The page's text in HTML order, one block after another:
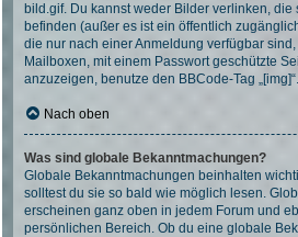
bild.gif. Du kannst weder Bilder verlinken,
befinden (außer es ist ein öffentlich
die nur nach einer Anmeldung verfügbar
Mailboxen, mit einem Passwort geschützte
anzuzeigen, benutze den BBCode-Tag „[img]“.
Nach oben
Was sind globale Bekanntmachungen?
Globale Bekanntmachungen beinhalten
solltest du sie so bald wie möglich lesen.
erscheinen ganz oben in jedem Forum und
persönlichen Bereich. Ob du eine globale